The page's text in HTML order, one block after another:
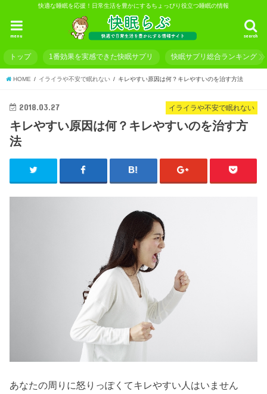
快適な睡眠を応援！日常生活を豊かにするちょっぴり役立つ睡眠の情報
search
menu
トップ 1番効果を実感できた快眠サプリ 快眠サプリ総合ランキング
HOME イライラや不安で眠れない キレやすい原因は何？キレやすいのを治す方法
イライラや不安で眠れない
2018.03.27
キレやすい原因は何？キレやすいのを治す方
法
あなたの周りに怒りっぽくてキレやすい人はいません